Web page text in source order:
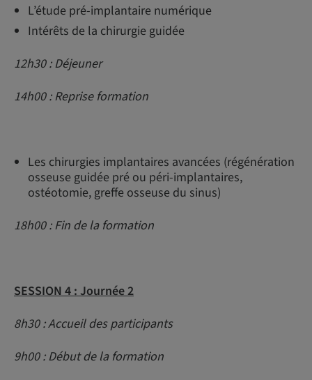
L’étude pré-implantaire numérique
Intérêts de la chirurgie guidée
12h30 : Déjeuner
14h00 : Reprise formation
Les chirurgies implantaires avancées (régénération
osseuse guidée pré ou péri-implantaires,
ostéotomie, greffe osseuse du sinus)
18h00 : Fin de la formation
SESSION 4 : Journée 2
8h30 : Accueil des participants
9h00 : Début de la formation